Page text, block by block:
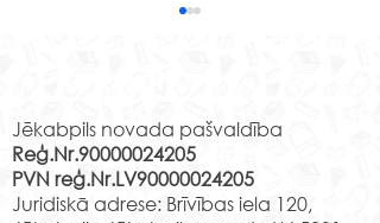
darbs un esam pelnījuši
atpūtu savu draugu un
klasesbiedru lokā. Tik sen
neesam kopā...
Jēkabpils novada pašvaldība
Reģ.Nr.90000024205
PVN reģ.Nr.LV90000024205
Juridiskā adrese: Brīvības iela 120,